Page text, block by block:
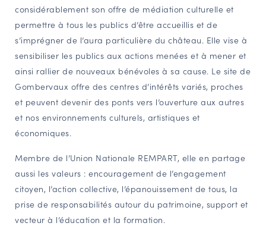
considérablement son offre de médiation culturelle et
permettre à tous les publics d’être accueillis et de
s’imprégner de l’aura particulière du château. Elle vise à
sensibiliser les publics aux actions menées et à mener et
ainsi rallier de nouveaux bénévoles à sa cause. Le site de
Gombervaux offre des centres d’intérêts variés, proches
et peuvent devenir des ponts vers l’ouverture aux autres
et nos environnements culturels, artistiques et
économiques.
Membre de l’Union Nationale REMPART, elle en partage
aussi les valeurs : encouragement de l’engagement
citoyen, l’action collective, l’épanouissement de tous, la
prise de responsabilités autour du patrimoine, support et
vecteur à l’éducation et la formation.